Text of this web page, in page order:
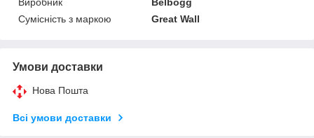
Сумісність з маркою
Great Wall
Умови доставки
Нова Пошта
Всі умови доставки